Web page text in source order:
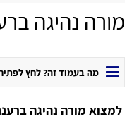
מורה נהיגה
מה בעמוד זה? לחץ
למצוא מורה נהיגה